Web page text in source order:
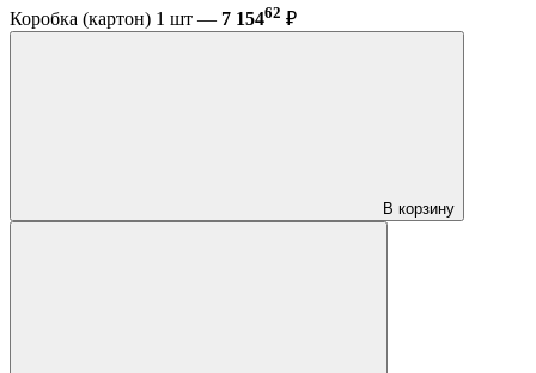
Коробка (картон) 1 шт — 7 15462 ₽
В корзину